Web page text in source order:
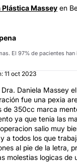
Massey en
El 97% de pacientes
11 oct 2023
Daniela Massey
fue una pexia
de 350cc marca
ya que tenia las
salio muy
a todos los que
al pie de la letra,
molestias logicas de